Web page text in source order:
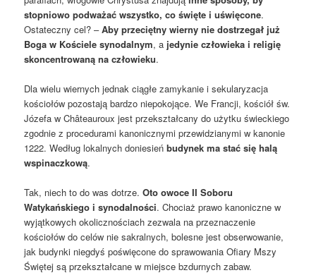
stopniowo podważać wszystko, co święte i uświęcone.
Ostateczny cel? –Aby przeciętny wierny nie dostrzegał już
Boga w Kościele synodalnym, a jedynie człowieka i religię
skoncentrowaną na człowieku.
Dla wielu wiernych jednak ciągłe zamykanie i sekularyzacja
kościołów pozostają bardzo niepokojące. We Francji, kościół św.
Józefa w Châteauroux jest przekształcany do użytku świeckiego
zgodnie z procedurami kanonicznymi przewidzianymi w kanonie
1222. Według lokalnych doniesieńbudynek ma stać się halą
wspinaczkową.
Tak, niech to do was dotrze.Oto owoce II Soboru
Watykańskiego i synodalności. Chociaż prawo kanoniczne w
wyjątkowych okolicznościach zezwala na przeznaczenie
kościołów do celów nie sakralnych, bolesne jest obserwowanie,
jak budynki niegdyś poświęcone do sprawowania Ofiary Mszy
Świętej są przekształcane w miejsce bzdurnych zabaw.